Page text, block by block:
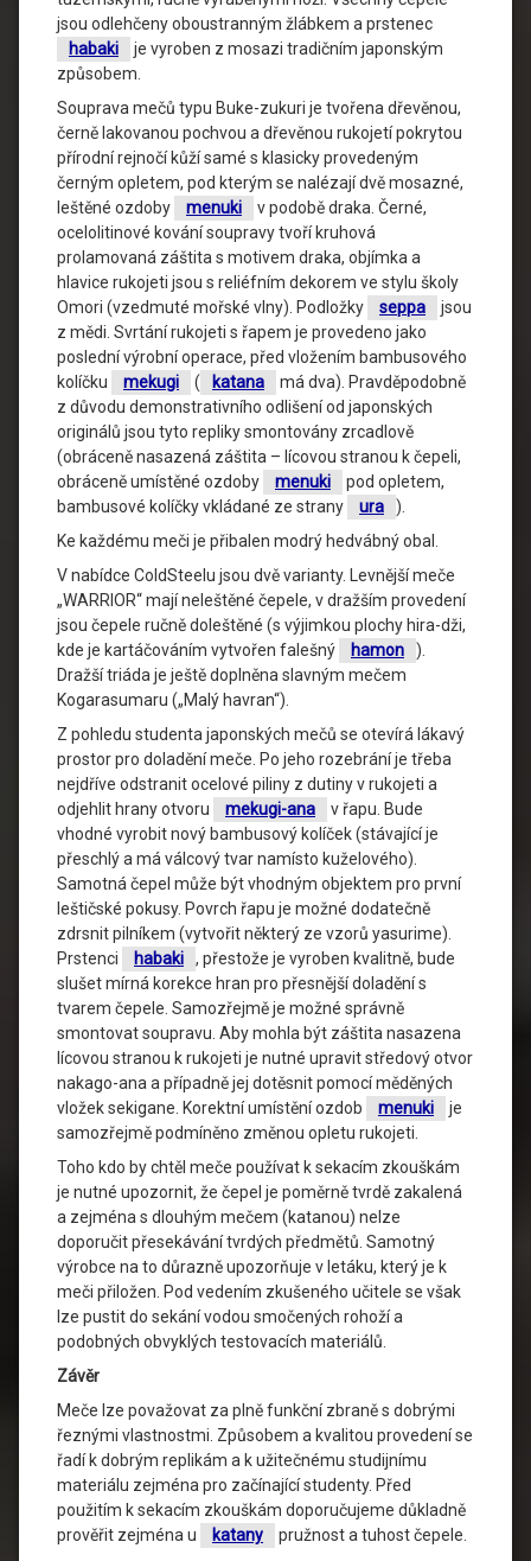
jsou odlehčeny oboustranným žlábkem a prstenec
habaki
je vyroben z mosazi tradičním japonským
způsobem.
Souprava mečů typu Buke-zukuri je tvořena dřevěnou,
černě lakovanou pochvou a dřevěnou rukojetí pokrytou
přírodní rejnočí kůží samé s klasicky provedeným
černým opletem, pod kterým se nalézají dvě mosazné,
leštěné ozdoby
menuki
v podobě draka. Černé,
ocelolitinové kování soupravy tvoří kruhová
prolamovaná záštita s motivem draka, objímka a
hlavice rukojeti jsou s reliéfním dekorem ve stylu školy
Omori (vzedmuté mořské vlny). Podložky
seppa
jsou
z mědi. Svrtání rukojeti s řapem je provedeno jako
poslední výrobní operace, před vložením bambusového
kolíčku
mekugi ( katana
má dva). Pravděpodobně
z důvodu demonstrativního odlišení od japonských
originálů jsou tyto repliky smontovány zrcadlově
(obráceně nasazená záštita – lícovou stranou k čepeli,
obráceně umístěné ozdoby
menuki
pod opletem,
bambusové kolíčky vkládané ze strany
ura
).
Ke každému meči je přibalen modrý hedvábný obal.
V nabídce ColdSteelu jsou dvě varianty. Levnější meče
„WARRIOR“ mají neleštěné čepele, v dražším provedení
jsou čepele ručně doleštěné (s výjimkou plochy hira-dži,
kde je kartáčováním vytvořen falešný
hamon
).
Dražší triáda je ještě doplněna slavným mečem
Kogarasumaru („Malý havran“).
Z pohledu studenta japonských mečů se otevírá lákavý
prostor pro doladění meče. Po jeho rozebrání je třeba
nejdříve odstranit ocelové piliny z dutiny v rukojeti a
odjehlit hrany otvoru
mekugi-ana
v řapu. Bude
vhodné vyrobit nový bambusový kolíček (stávající je
přeschlý a má válcový tvar namísto kuželového).
Samotná čepel může být vhodným objektem pro první
leštičské pokusy. Povrch řapu je možné dodatečně
zdrsnit pilníkem (vytvořit některý ze vzorů yasurime).
Prstenci
habaki
, přestože je vyroben kvalitně, bude
slušet mírná korekce hran pro přesnější doladění s
tvarem čepele. Samozřejmě je možné správně
smontovat soupravu. Aby mohla být záštita nasazena
lícovou stranou k rukojeti je nutné upravit středový otvor
nakago-ana a případně jej dotěsnit pomocí měděných
vložek sekigane. Korektní umístění ozdob
menuki
je
samozřejmě podmíněno změnou opletu rukojeti.
Toho kdo by chtěl meče používat k sekacím zkouškám
je nutné upozornit, že čepel je poměrně tvrdě zakalená
a zejména s dlouhým mečem (katanou) nelze
doporučit přesekávání tvrdých předmětů. Samotný
výrobce na to důrazně upozorňuje v letáku, který je k
meči přiložen. Pod vedením zkušeného učitele se však
lze pustit do sekání vodou smočených rohoží a
podobných obvyklých testovacích materiálů.
Závěr
Meče lze považovat za plně funkční zbraně s dobrými
řeznými vlastnostmi. Způsobem a kvalitou provedení se
řadí k dobrým replikám a k užitečnému studijnímu
materiálu zejména pro začínající studenty. Před
použitím k sekacím zkouškám doporučujeme důkladně
prověřit zejména u
katany pružnost a tuhost čepele.